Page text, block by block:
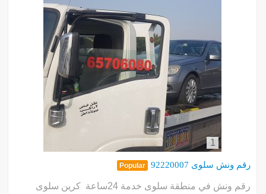
1
رقم ونش سلوى 92220007 Popular
رقم ونش في منطقة سلوى خدمة 24ساعة كرين سلوى